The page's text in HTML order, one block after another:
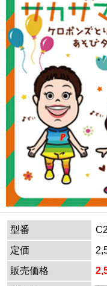
型番
定価
販売価格